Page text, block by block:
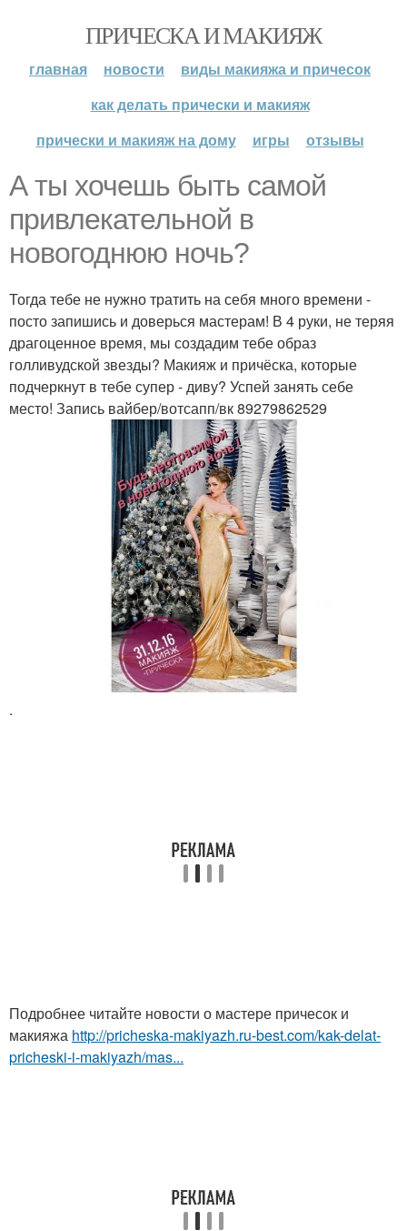
ПРИЧЕСКА И МАКИЯЖ
главная новости
виды макияжа и причесок
как делать прически и макияж
прически и макияж на дому
игры отзывы
А ты хочешь быть самой
привлекательной в
новогоднюю ночь?
Тогда тебе не нужно тратить на себя много времени -
посто запишись и доверься мастерам! В 4 руки, не теряя
драгоценное время, мы создадим тебе образ
голливудской звезды? Макияж и причёска, которые
подчеркнут в тебе супер - диву? Успей занять себе
место! Запись вайбер/вотсапп/вк 89279862529
.
Подробнее читайте новости о мастере причесок и
макияжа http://pricheska-makiyazh.ru-best.com/kak-delat-
pricheski-i-makiyazh/mas...